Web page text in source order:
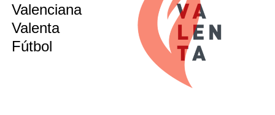
Valenciana
Valenta
Fútbol